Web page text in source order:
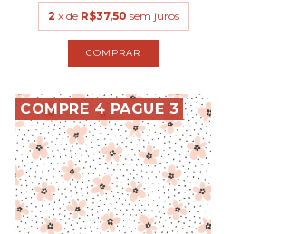
2 x de R$37,50 sem juros
COMPRE 4 PAGUE 3